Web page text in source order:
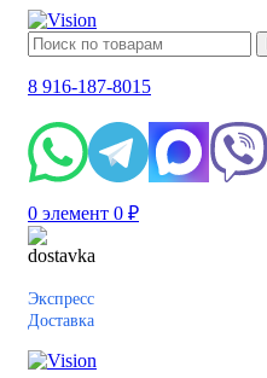
8 916-187-8015
0 элемент 0 ₽
Экспресс
Доставка